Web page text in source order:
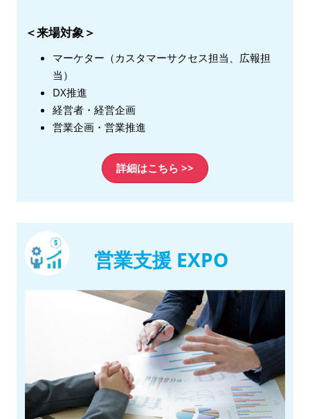
＜来場対象＞
マーケター（カスタマーサクセス担当、広報担
当）
DX推進
経営者・経営企画
営業企画・営業推進
詳細はこちら >>
営業支援 EXPO